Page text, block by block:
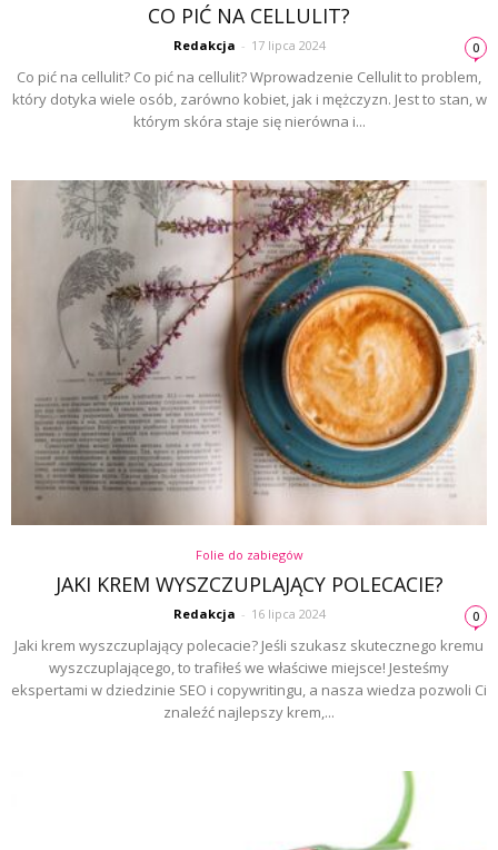
CO PIĆ NA CELLULIT?
Redakcja - 17 lipca 2024 0
Co pić na cellulit? Co pić na cellulit? Wprowadzenie Cellulit to problem,
który dotyka wiele osób, zarówno kobiet, jak i mężczyzn. Jest to stan, w
którym skóra staje się nierówna i...
Folie do zabiegów
JAKI KREM WYSZCZUPLAJĄCY POLECACIE?
Redakcja - 16 lipca 2024 0
Jaki krem wyszczuplający polecacie? Jeśli szukasz skutecznego kremu
wyszczuplającego, to trafiłeś we właściwe miejsce! Jesteśmy
ekspertami w dziedzinie SEO i copywritingu, a nasza wiedza pozwoli Ci
znaleźć najlepszy krem,...